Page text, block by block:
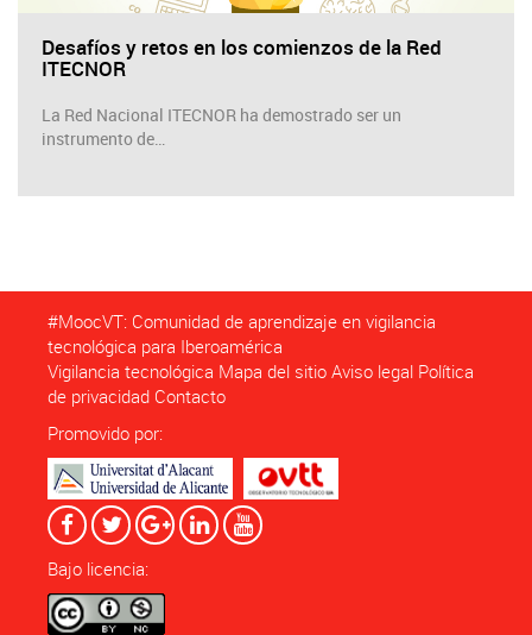
Desafíos y retos en los comienzos de la Red
ITECNOR
La Red Nacional ITECNOR ha demostrado ser un
instrumento de…
#MoocVT: Comunidad de aprendizaje en vigilancia
tecnológica para Iberoamérica
Vigilancia tecnológica Mapa del sitio Aviso legal Política
de privacidad Contacto
Promovido por:
Bajo licencia: